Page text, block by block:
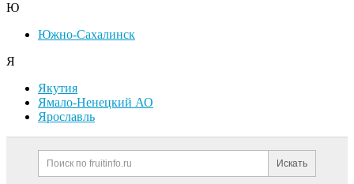
Ю
Южно-Сахалинск
Я
Якутия
Ямало-Ненецкий АО
Ярославль
Дополнительная информация
Поиск по сайту и
Искать